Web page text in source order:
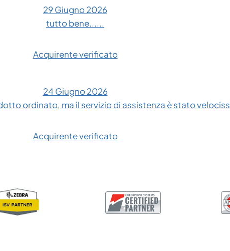
29 Giugno 2026
tutto bene......
Acquirente verificato
24 Giugno 2026
ordinato, ma il servizio di assistenza è stato
Acquirente verificato